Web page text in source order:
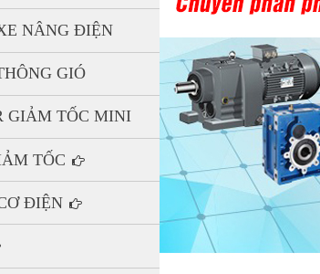
NÂNG ĐIỆN
GIÓ
GIẢM TỐC MINI
TỐC
ĐIỆN